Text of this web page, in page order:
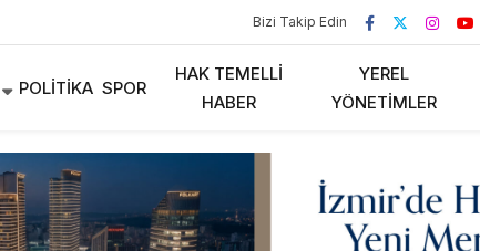
Bizi Takip Edin
POLITIKA SPOR
HAK TEMELLI
HABER
YEREL
YÖNETIMLER